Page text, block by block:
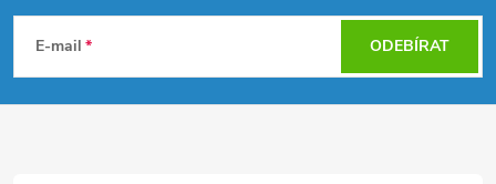
p
E-mail ODEBÍRAT